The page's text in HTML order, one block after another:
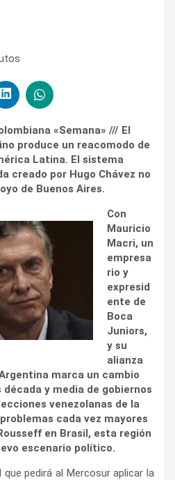
«Semana» /// El
produce un reacomodo de
Latina. El sistema
creado por Hugo Chávez no
de Buenos Aires.
Con
Mauricio
Macri, un
empresa
rio y
expresid
ente de
Boca
Juniors,
y su
alianza
marca un cambio
y media de gobiernos
venezolanas de la
cada vez mayores
en Brasil, esta región
escenario político.
que pedirá al Mercosur aplicar la